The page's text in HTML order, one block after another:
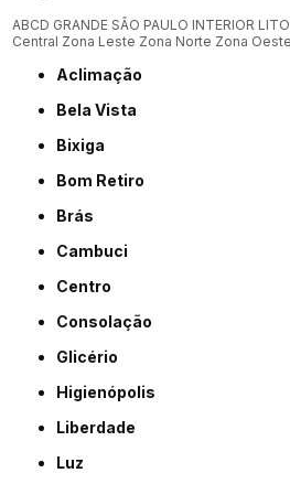
ABCD GRANDE SÃO PAULO INTERIOR
Central Zona Leste Zona Norte Zona Oeste
Aclimação
Bela Vista
Bixiga
Bom Retiro
Brás
Cambuci
Centro
Consolação
Glicério
Higienópolis
Liberdade
Luz